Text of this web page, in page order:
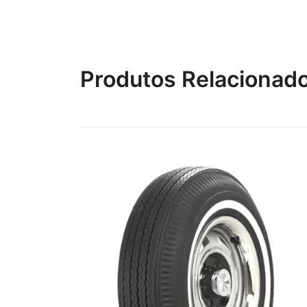
Produtos